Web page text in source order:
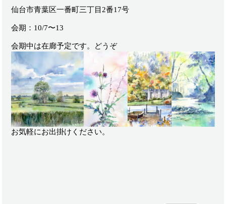
仙台市青葉区一番町三丁目2番17号
会期：10/7〜13
会期中は在廊予定です。どうぞ
お気軽にお出掛けください。